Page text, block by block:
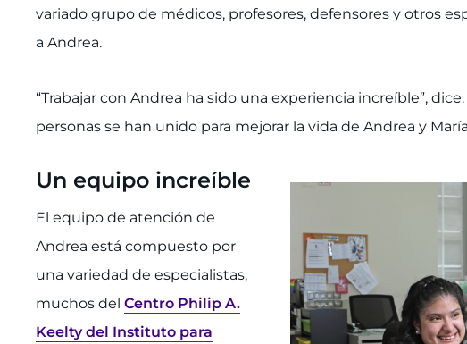
variado grupo de médicos, profesores, defensores y otros
a Andrea.
“Trabajar con Andrea ha sido una experiencia increíble”,
personas se han unido para mejorar la vida de Andrea y
Un equipo increíble
El equipo de atención de
Andrea está compuesto por
una variedad de especialistas,
muchos del Centro Philip A.
Keelty del Instituto para